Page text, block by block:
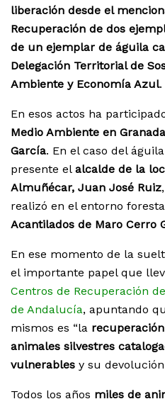
liberación desde el
Recuperación de dos
de un ejemplar de águila
Delegación Territorial de
Ambiente y Economía Azul.
En esos actos ha
Medio Ambiente en
García. En el caso del
presente el alcalde de la
Almuñécar, Juan José Ruiz
realizó en el entorno
Acantilados de Maro Cerro
En ese momento de la
el importante papel que
Centros de Recuperación
de Andalucía, apuntando
mismos es “la
animales silvestres
vulnerables y su
Todos los años miles de